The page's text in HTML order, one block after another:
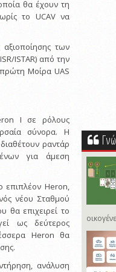
θα έχουν τη
το UCAV να
αξιοποίησης των
ISTAR) από την
Μοίρα UAS
I σε ρόλους
σύνορα. Η
ραντάρ
για άμεση
επιπλέον Heron,
νέου Σταθμού
θα επιχειρεί το
ως δεύτερος
Heron θα
ανάλυση